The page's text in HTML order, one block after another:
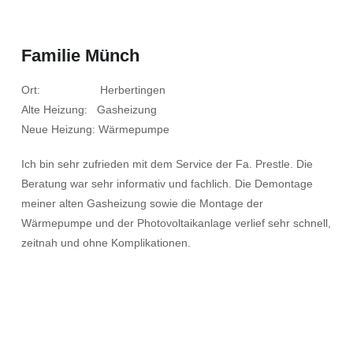
Familie Münch
Ort: Herbertingen
Alte Heizung: Gasheizung
Neue Heizung: Wärmepumpe
Ich bin sehr zufrieden mit dem Service der Fa. Prestle. Die
Beratung war sehr informativ und fachlich. Die Demontage
meiner alten Gasheizung sowie die Montage der
Wärmepumpe und der Photovoltaikanlage verlief sehr schnell,
zeitnah und ohne Komplikationen.